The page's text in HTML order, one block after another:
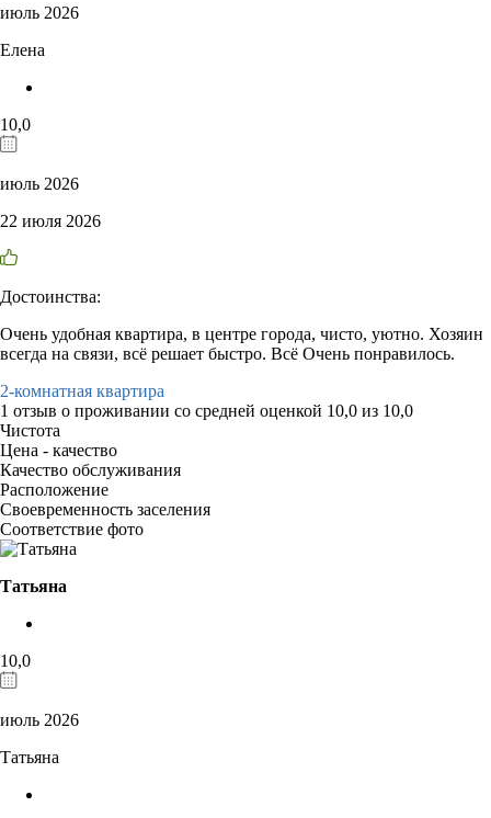
июль 2026
Елена
10,0
июль 2026
22 июля 2026
Достоинства:
Очень удобная квартира, в центре города, чисто, уютно. Хозяин
всегда на связи, всё решает быстро. Всё Очень понравилось.
2-комнатная квартира
1 отзыв о проживании со средней оценкой 10,0 из 10,0
Чистота
Цена - качество
Качество обслуживания
Расположение
Своевременность заселения
Соответствие фото
Татьяна
10,0
июль 2026
Татьяна